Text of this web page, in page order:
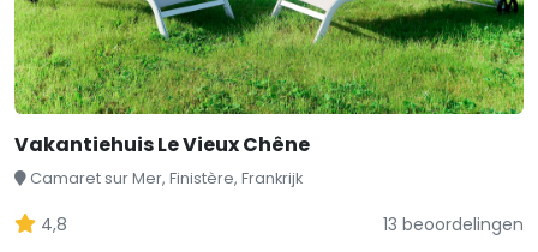
Vakantiehuis Le Vieux Chêne
Camaret sur Mer, Finistère, Frankrijk
4,8 13 beoordelingen